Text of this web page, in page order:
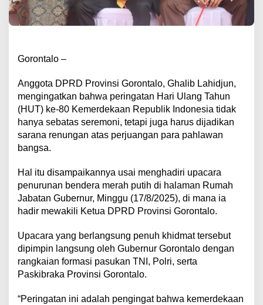
Gorontalo –
Anggota DPRD Provinsi Gorontalo, Ghalib Lahidjun,
mengingatkan bahwa peringatan Hari Ulang Tahun
(HUT) ke-80 Kemerdekaan Republik Indonesia tidak
hanya sebatas seremoni, tetapi juga harus dijadikan
sarana renungan atas perjuangan para pahlawan
bangsa.
Hal itu disampaikannya usai menghadiri upacara
penurunan bendera merah putih di halaman Rumah
Jabatan Gubernur, Minggu (17/8/2025), di mana ia
hadir mewakili Ketua DPRD Provinsi Gorontalo.
Upacara yang berlangsung penuh khidmat tersebut
dipimpin langsung oleh Gubernur Gorontalo dengan
rangkaian formasi pasukan TNI, Polri, serta
Paskibraka Provinsi Gorontalo.
“Peringatan ini adalah pengingat bahwa kemerdekaan